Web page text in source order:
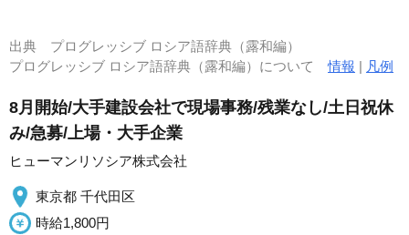
出典 プログレッシブ ロシア語辞典（露和編）
プログレッシブ ロシア語辞典（露和編）について情報 | 凡例
8月開始/大手建設会社で現場事務/残業なし/土日祝休
み/急募/上場・大手企業
ヒューマンリソシア株式会社
東京都 千代田区
時給1,800円